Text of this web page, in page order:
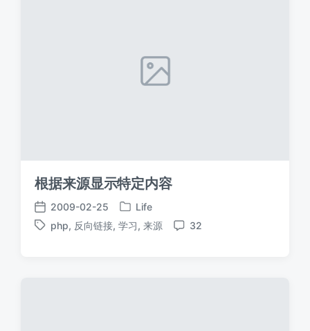
根据来源显示特定内容
发
布
2009-02-25
发
布
Life
标
php, 反向链接, 学习, 来源
评
32